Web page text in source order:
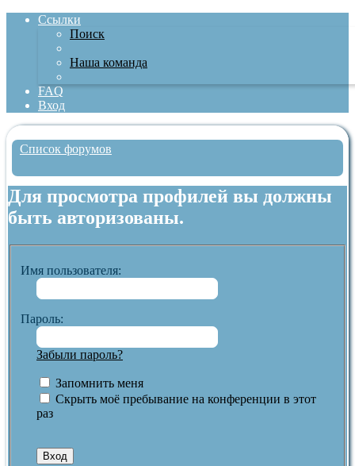
Ссылки
Поиск
Наша команда
FAQ
Вход
Список форумов
Для просмотра профилей вы должны
быть авторизованы.
Имя пользователя:
Пароль:
Забыли пароль?
Запомнить меня
Скрыть моё пребывание на конференции в этот
раз